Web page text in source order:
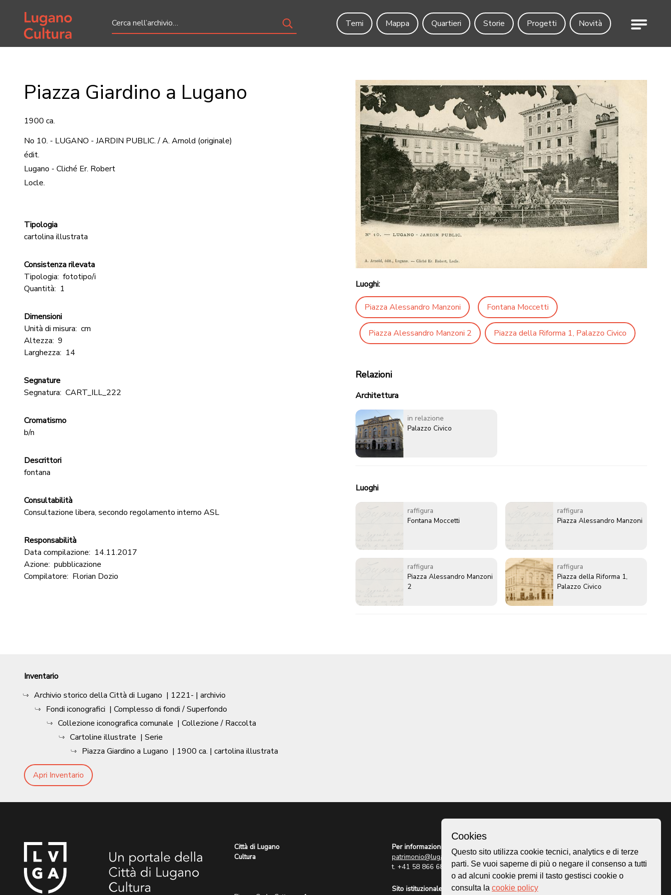
Home page
Temi
Mappa Quartieri Storie Progetti Novità Menu
Piazza Giardino a Lugano
1900 ca.
No 10. - LUGANO - JARDIN PUBLIC. / A. Arnold (originale)
édit.
Lugano - Cliché Er. Robert
Locle.
Tipologia
cartolina illustrata
Consistenza rilevata
Tipologia: fototipo/i
Quantità: 1
Dimensioni
Unità di misura: cm
Altezza: 9
Larghezza: 14
Segnature
Segnatura: CART_ILL_222
Cromatismo
b/n
Descrittori
fontana
Consultabilità
Consultazione libera, secondo regolamento interno ASL
Responsabilità
Data compilazione: 14.11.2017
Azione: pubblicazione
Compilatore: Florian Dozio
Luoghi:
Piazza Alessandro Manzoni Fontana Moccetti
Piazza Alessandro Manzoni 2 Piazza della Riforma 1, Palazzo Civico
Relazioni
Architettura
in relazione
Palazzo Civico
Luoghi
raffigura
Fontana Moccetti
raffigura
Piazza Alessandro Manzoni
raffigura
Piazza Alessandro Manzoni
2
raffigura
Piazza della Riforma 1,
Palazzo Civico
Inventario
Archivio storico della Città di Lugano | 1221- | archivio
Fondi iconografici | Complesso di fondi / Superfondo
Collezione iconografica comunale | Collezione / Raccolta
Cartoline illustrate | Serie
Piazza Giardino a Lugano | 1900 ca. | cartolina illustrata
Apri Inventario
Città di Lugano
Cultura
Per informazioni:
patrimonio@lugano.ch
t. +41 58 866 68 50
Sito istituzionale:
Homepage
Mappa
Storie
Cookies
Questo sito utilizza cookie tecnici, analytics e di terze
parti. Se vuoi saperne di più o negare il consenso a tutti
o ad alcuni cookie premi il tasto gestisci cookie o
consulta la cookie policy